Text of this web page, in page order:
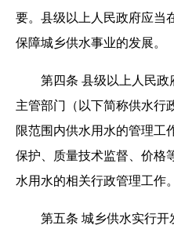
要。县级以上人民政府应当
保障城乡供水事业的发展。
第四条 县级以上人民
主管部门（以下简称供水行
限范围内供水用水的管理工
保护、质量技术监督、价格
水用水的相关行政管理工作。
第五条 城乡供水实行